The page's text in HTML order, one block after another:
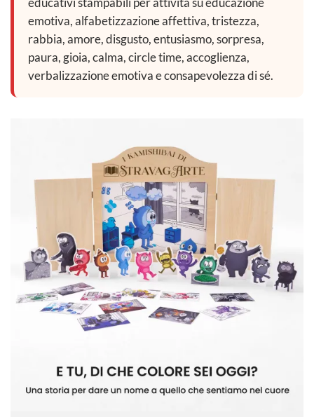
emotiva, alfabetizzazione affettiva, tristezza,
rabbia, amore, disgusto, entusiasmo, sorpresa,
paura, gioia, calma, circle time, accoglienza,
verbalizzazione emotiva e consapevolezza di sé.